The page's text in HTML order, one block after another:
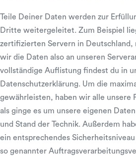
Teile Deiner Daten werden zur
Dritte weitergeleitet. Zum Beispiel
zertifizierten Servern in
wir die Daten also an unseren
vollständige Auflistung findest du in
Datenschutzerklärung. Um die
gewährleisten, haben wir alle unsere
als ginge es um unsere eigenen
und Stand der Technik. Außerdem
ein entsprechendes
so genannter